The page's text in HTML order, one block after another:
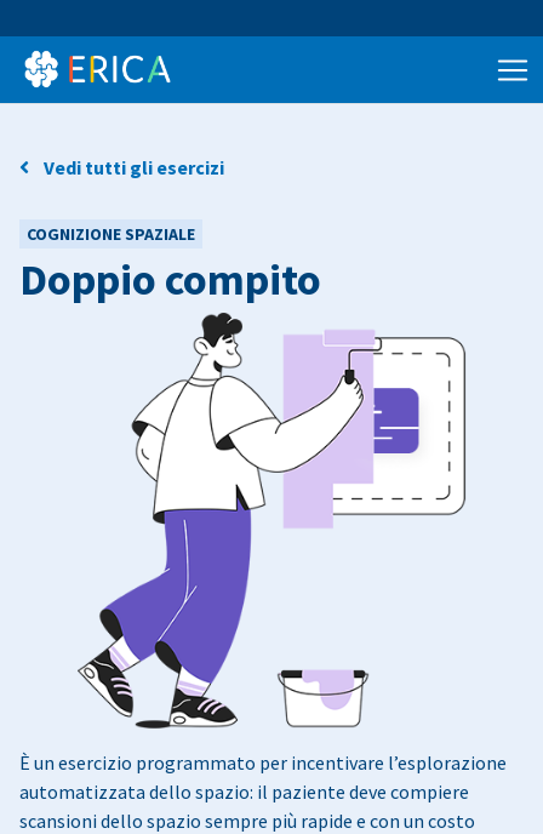
Vedi tutti gli esercizi
COGNIZIONE SPAZIALE
Doppio compito
È un esercizio programmato per incentivare l’esplorazione
automatizzata dello spazio: il paziente deve compiere
scansioni dello spazio sempre più rapide e con un costo